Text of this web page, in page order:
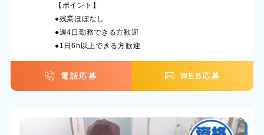
【ポイント】
●残業ほぼなし
●週4日勤務できる方歓迎
●1日6h以上できる方歓迎
電話応募 WEB応募